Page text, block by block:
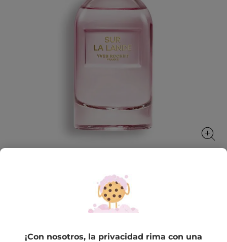
Eau de Parfum Sur La Lande
El poder de un soplo de flores silvestres
4.7 ★★★★★
★★★★★ (601)INCLUIR UNA RESEÑA
¡Con nosotros, la privacidad rima con una